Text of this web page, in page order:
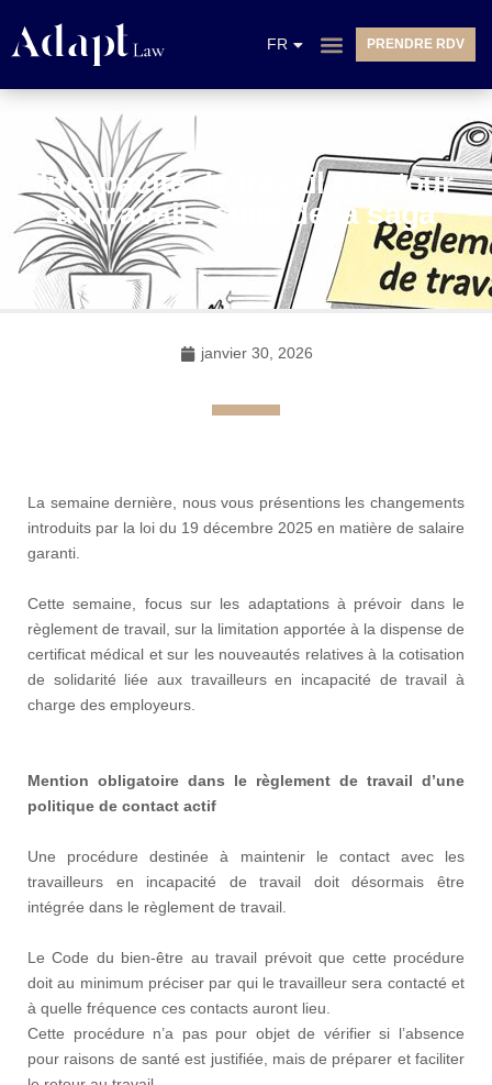
FR
NL
PRENDRE RDV
Incapacité de travail et retour
au travail : suite de la saga
janvier 30, 2026
La semaine dernière, nous vous présentions les changements
introduits par la loi du 19 décembre 2025 en matière de salaire
garanti.
Cette semaine, focus sur les adaptations à prévoir dans le
règlement de travail, sur la limitation apportée à la dispense de
certificat médical et sur les nouveautés relatives à la cotisation
de solidarité liée aux travailleurs en incapacité de travail à
charge des employeurs.
Mention obligatoire dans le règlement de travail d’une
politique de contact actif
Une procédure destinée à maintenir le contact avec les
travailleurs en incapacité de travail doit désormais être
intégrée dans le règlement de travail.
Le Code du bien-être au travail prévoit que cette procédure
doit au minimum préciser par qui le travailleur sera contacté et
à quelle fréquence ces contacts auront lieu.
Cette procédure n’a pas pour objet de vérifier si l’absence
pour raisons de santé est justifiée, mais de préparer et faciliter